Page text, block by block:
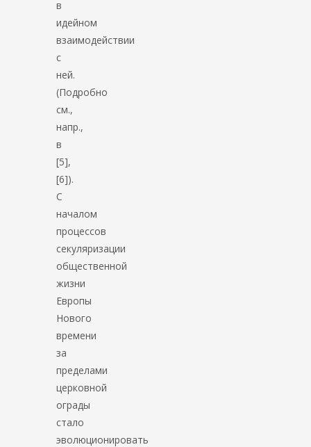
в
идейном
взаимодействии
с
ней.
(Подробно
см.,
напр.,
в
[5],
[6]).
С
началом
процессов
секуляризации
общественной
жизни
Европы
Нового
времени
за
пределами
церковной
ограды
стало
эволюционировать